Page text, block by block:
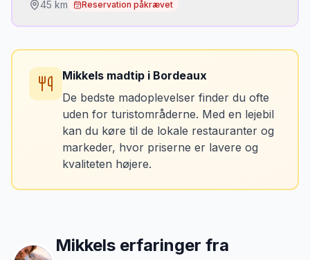
45 km Reservation påkrævet
•
•Château Langoa Barton (3. Grand Cru)
Terroirforklaring fra vinhuset selv
📅 OBS: Booking påkrævet. Tours typisk
hverdage.
Mikkels madtip i Bordeaux
De bedste madoplevelser finder du ofte
uden for turistområderne. Med en lejebil
kan du køre til de lokale restauranter og
markeder, hvor priserne er lavere og
kvaliteten højere.
Mikkels erfaringer fra